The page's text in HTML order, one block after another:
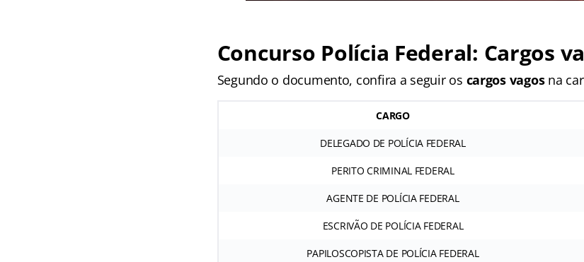
Concurso Polícia Federal: Cargos
Segundo o documento, confira a seguir os cargos vagosna
CARGO
DELEGADO DE POLÍCIA FEDERAL
PERITO CRIMINAL FEDERAL
AGENTE DE POLÍCIA FEDERAL
ESCRIVÃO DE POLÍCIA FEDERAL
PAPILOSCOPISTA DE POLÍCIA FEDERAL